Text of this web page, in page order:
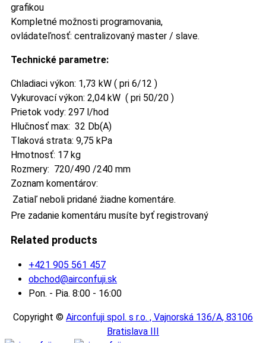
grafikou
Kompletné možnosti programovania,
ovládateľnosť: centralizovaný master / slave.
Technické parametre:
Chladiaci výkon: 1,73 kW ( pri 6/12 )
Vykurovací výkon: 2,04 kW ( pri 50/20 )
Prietok vody: 297 l/hod
Hlučnosť max: 32 Db(A)
Tlaková strata: 9,75 kPa
Hmotnosť: 17 kg
Rozmery: 720/490 /240 mm
Zoznam komentárov:
Zatiaľ neboli pridané žiadne komentáre.
Pre zadanie komentáru musíte byť registrovaný
Related products
+421 905 561 457
obchod@airconfuji.sk
Pon. - Pia. 8:00 - 16:00
Copyright © Airconfuji spol. s r.o. , Vajnorská 136/A, 83106
Bratislava III